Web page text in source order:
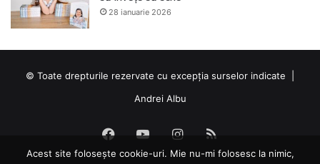
28 ianuarie 2026
© Toate drepturile rezervate cu excepția surselor indicate |
Andrei Albu
Facebook
YouTubeInstagram
Acest site folosește cookie-uri. Mie nu-mi folosesc la nimic,